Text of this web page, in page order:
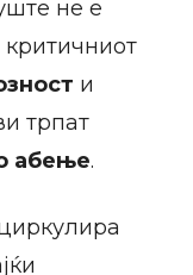
не е
и
трпат
абење.